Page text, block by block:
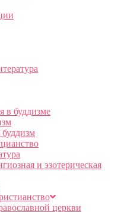
в буддизме
буддизм
и эзотерическая
церкви